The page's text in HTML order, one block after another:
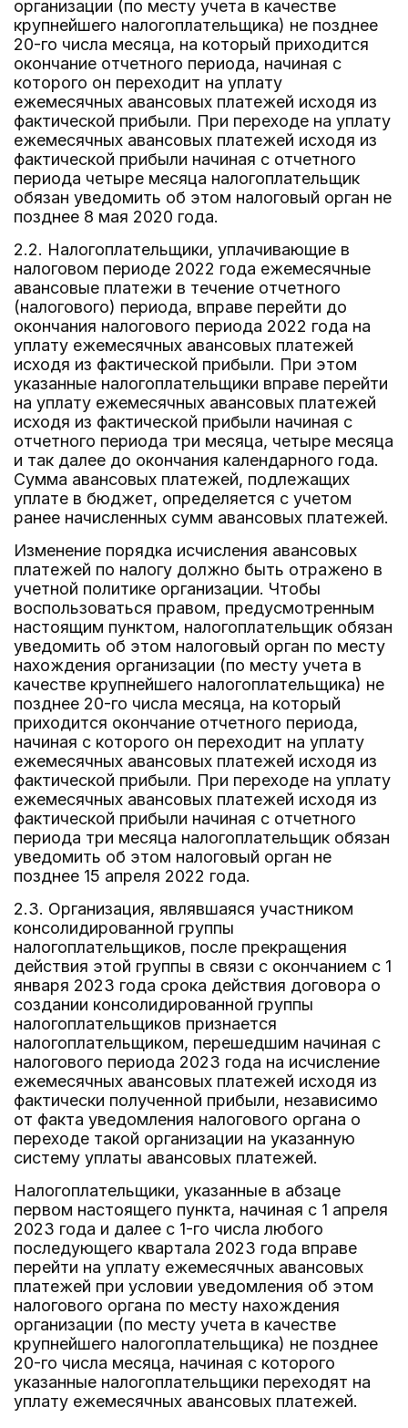
организации (по месту учета в качестве
крупнейшего налогоплательщика) не позднее
20-го числа месяца, на который приходится
окончание отчетного периода, начиная с
которого он переходит на уплату
ежемесячных авансовых платежей исходя из
фактической прибыли. При переходе на уплату
ежемесячных авансовых платежей исходя из
фактической прибыли начиная с отчетного
периода четыре месяца налогоплательщик
обязан уведомить об этом налоговый орган не
позднее 8 мая 2020 года.
2.2. Налогоплательщики, уплачивающие в
налоговом периоде 2022 года ежемесячные
авансовые платежи в течение отчетного
(налогового) периода, вправе перейти до
окончания налогового периода 2022 года на
уплату ежемесячных авансовых платежей
исходя из фактической прибыли. При этом
указанные налогоплательщики вправе перейти
на уплату ежемесячных авансовых платежей
исходя из фактической прибыли начиная с
отчетного периода три месяца, четыре месяца
и так далее до окончания календарного года.
Сумма авансовых платежей, подлежащих
уплате в бюджет, определяется с учетом
ранее начисленных сумм авансовых платежей.
Изменение порядка исчисления авансовых
платежей по налогу должно быть отражено в
учетной политике организации. Чтобы
воспользоваться правом, предусмотренным
настоящим пунктом, налогоплательщик обязан
уведомить об этом налоговый орган по месту
нахождения организации (по месту учета в
качестве крупнейшего налогоплательщика) не
позднее 20-го числа месяца, на который
приходится окончание отчетного периода,
начиная с которого он переходит на уплату
ежемесячных авансовых платежей исходя из
фактической прибыли. При переходе на уплату
ежемесячных авансовых платежей исходя из
фактической прибыли начиная с отчетного
периода три месяца налогоплательщик обязан
уведомить об этом налоговый орган не
позднее 15 апреля 2022 года.
2.3. Организация, являвшаяся участником
консолидированной группы
налогоплательщиков, после прекращения
действия этой группы в связи с окончанием с 1
января 2023 года срока действия договора о
создании консолидированной группы
налогоплательщиков признается
налогоплательщиком, перешедшим начиная с
налогового периода 2023 года на исчисление
ежемесячных авансовых платежей исходя из
фактически полученной прибыли, независимо
от факта уведомления налогового органа о
переходе такой организации на указанную
систему уплаты авансовых платежей.
Налогоплательщики, указанные в абзаце
первом настоящего пункта, начиная с 1 апреля
2023 года и далее с 1-го числа любого
последующего квартала 2023 года вправе
перейти на уплату ежемесячных авансовых
платежей при условии уведомления об этом
налогового органа по месту нахождения
организации (по месту учета в качестве
крупнейшего налогоплательщика) не позднее
20-го числа месяца, начиная с которого
указанные налогоплательщики переходят на
уплату ежемесячных авансовых платежей.